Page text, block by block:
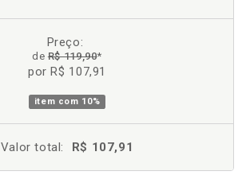
Preço:
deR$ 119,90*
por R$ 107,91
item com 10%
Valor total: R$ 107,91